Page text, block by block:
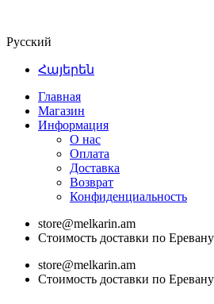
Русский
Հայերեն
Главная
Магазин
Информация
О нас
Оплата
Доставка
Возврат
Конфиденциальность
store@melkarin.am
Стоимость доставки по
store@melkarin.am
Стоимость доставки по